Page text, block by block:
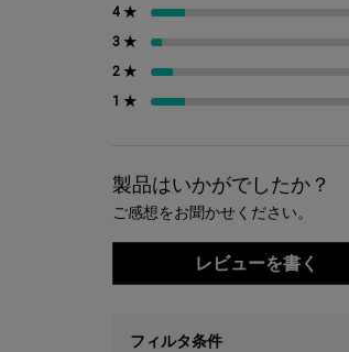
4 ★
3 ★
2 ★
1 ★
製品はいかがでしたか？
ご感想をお聞かせください。
レビューを書く
フィルタ条件